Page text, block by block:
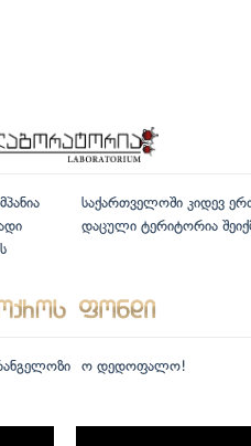
საქართველოში კიდევ
დაცული ტერიტორია
ო დედოფალო!